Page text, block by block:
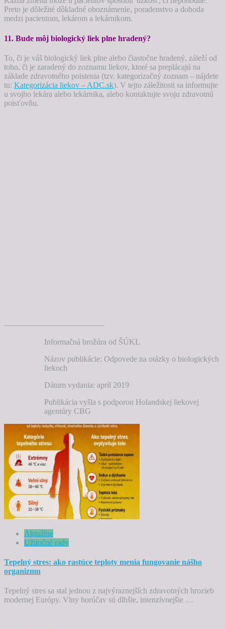
Preto je dôležité dôkladné oboznámenie, poradenstvo a dohoda
medzi pacientom, lekárom a lekárnikom.
11. Bude môj biologický liek plne hradený?
To, či je váš biologický liek plne alebo čiastočne hradený, záleží od
toho, či je zaradený do zoznamu liekov, ktoré sa preplácajú na
základe zdravotného poistenia (tzv. kategorizačný zoznam – nájdete
tu: Kategorizácia liekov – ADC.sk). V tejto záležitosti sa informujte
u svojho lekára alebo lekárnika, alebo kontaktujte svoju zdravotnú
poisťovňu.
————————————–
Informačná brožúra od ŠÚKL
Názov publikácie: Odpovede na otázky o biologických
liekoch
Dátum vydania: apríl 2019
Publikácia vyšla s podporou Holandskej liekovej
agentúry CBG
Aktuálne
Užitočné rady
Tepelný stres: ako rastúce teploty menia fungovanie nášho
organizmu
Tepelný stres sa stal jednou z najvýraznejších zdravotných hrozieb
modernej Európy. Vlny horúčav sú dlhšie, intenzívnejšie …